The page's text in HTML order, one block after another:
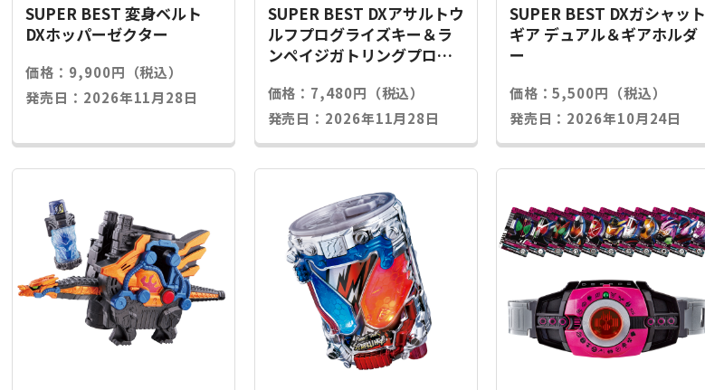
SUPER BEST 変身ベルト
DXホッパーゼクター
価格：9,900円（税込）
発売日：2026年11月28日
SUPER BEST DXアサルトウ
ルフプログライズキー＆ラ
ンペイジガトリングプログ
価格：7,480円（税込）
発売日：2026年11月28日
SUPER BEST DXガシャット
ギア デュアル＆ギアホルダ
ー
価格：5,500円（税込）
発売日：2026年10月24日